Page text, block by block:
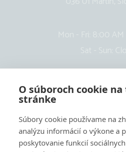
O súboroch cookie
stránke
Súbory cookie používame na
analýzu informácií o výkone a
poskytovanie funkcií